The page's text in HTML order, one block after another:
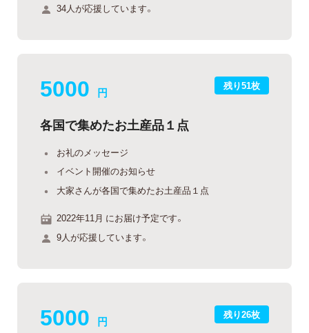
34人が応援しています。
残り51枚
5000 円
各国で集めたお土産品１点
お礼のメッセージ
イベント開催のお知らせ
大家さんが各国で集めたお土産品１点
2022年11月 にお届け予定です。
9人が応援しています。
残り26枚
5000 円